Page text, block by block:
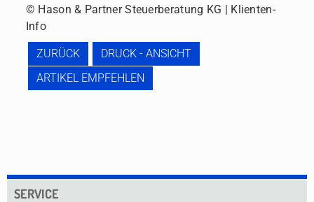
© Hason & Partner Steuerberatung KG | Klienten-
Info
ZURÜCK
DRUCK - ANSICHT
ARTIKEL EMPFEHLEN
SERVICE